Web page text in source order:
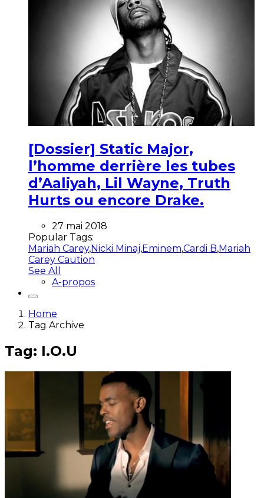
[Dossier] Static Major,
l’homme derrière les tubes
d’Aaliyah, Lil Wayne, Truth
Hurts ou encore Drake.
27 mai 2018
Popular Tags:
Mariah Carey,Nicki Minaj,Eminem,Cardi B,Mariah
Carey Caution
See All
A-propos
Home
Tag Archive
Tag: I.O.U